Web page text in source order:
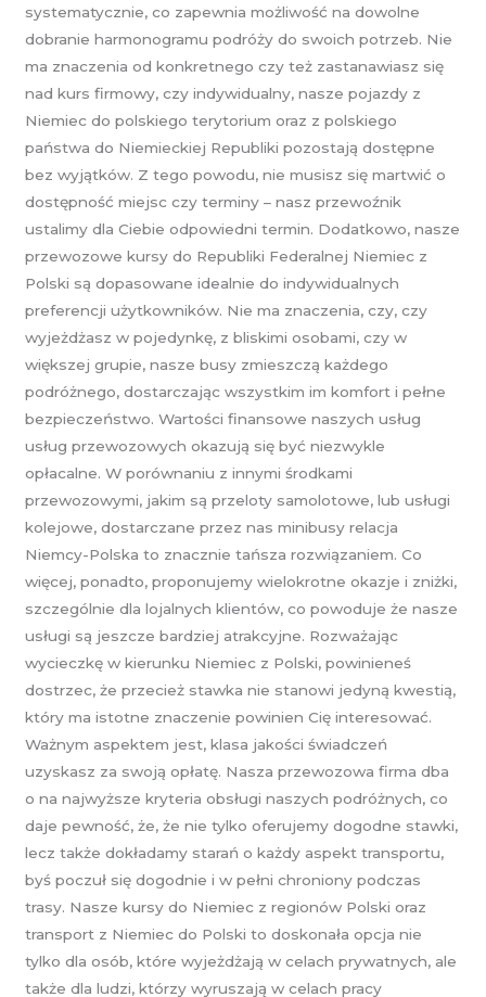
systematycznie, co zapewnia możliwość na dowolne
dobranie harmonogramu podróży do swoich potrzeb. Nie
ma znaczenia od konkretnego czy też zastanawiasz się
nad kurs firmowy, czy indywidualny, nasze pojazdy z
Niemiec do polskiego terytorium oraz z polskiego
państwa do Niemieckiej Republiki pozostają dostępne
bez wyjątków. Z tego powodu, nie musisz się martwić o
dostępność miejsc czy terminy – nasz przewoźnik
ustalimy dla Ciebie odpowiedni termin. Dodatkowo, nasze
przewozowe kursy do Republiki Federalnej Niemiec z
Polski są dopasowane idealnie do indywidualnych
preferencji użytkowników. Nie ma znaczenia, czy, czy
wyjeżdżasz w pojedynkę, z bliskimi osobami, czy w
większej grupie, nasze busy zmieszczą każdego
podróżnego, dostarczając wszystkim im komfort i pełne
bezpieczeństwo. Wartości finansowe naszych usług
usług przewozowych okazują się być niezwykle
opłacalne. W porównaniu z innymi środkami
przewozowymi, jakim są przeloty samolotowe, lub usługi
kolejowe, dostarczane przez nas minibusy relacja
Niemcy-Polska to znacznie tańsza rozwiązaniem. Co
więcej, ponadto, proponujemy wielokrotne okazje i zniżki,
szczególnie dla lojalnych klientów, co powoduje że nasze
usługi są jeszcze bardziej atrakcyjne. Rozważając
wycieczkę w kierunku Niemiec z Polski, powinieneś
dostrzec, że przecież stawka nie stanowi jedyną kwestią,
który ma istotne znaczenie powinien Cię interesować.
Ważnym aspektem jest, klasa jakości świadczeń
uzyskasz za swoją opłatę. Nasza przewozowa firma dba
o na najwyższe kryteria obsługi naszych podróżnych, co
daje pewność, że, że nie tylko oferujemy dogodne stawki,
lecz także dokładamy starań o każdy aspekt transportu,
byś poczuł się dogodnie i w pełni chroniony podczas
trasy. Nasze kursy do Niemiec z regionów Polski oraz
transport z Niemiec do Polski to doskonała opcja nie
tylko dla osób, które wyjeżdżają w celach prywatnych, ale
także dla ludzi, którzy wyruszają w celach pracy